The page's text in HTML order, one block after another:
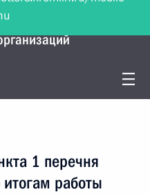
с
1 перечня
работы